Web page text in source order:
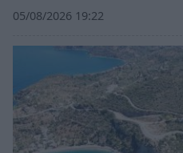
05/08/2026 19:22